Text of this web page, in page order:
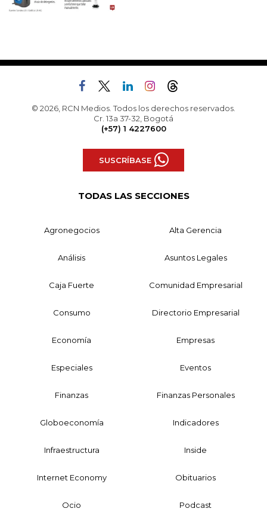
© 2026, RCN Medios. Todos los derechos reservados.
Cr. 13a 37-32, Bogotá
(+57) 1 4227600
SUSCRÍBASE
TODAS LAS SECCIONES
Agronegocios Alta Gerencia
Análisis Asuntos Legales
Caja Fuerte Comunidad Empresarial
Consumo Directorio Empresarial
Economía Empresas
Especiales Eventos
Finanzas Finanzas Personales
Globoeconomía Indicadores
Infraestructura Inside
Internet Economy Obituarios
Ocio Podcast